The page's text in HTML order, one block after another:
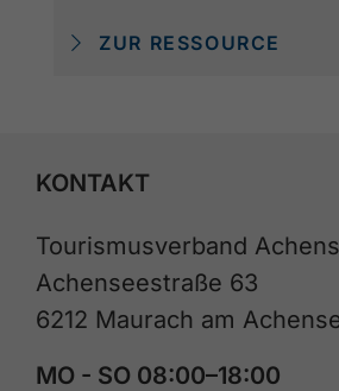
ZUR RESSOURCE
KONTAKT
Tourismusverband
Achenseestraße 63
6212 Maurach am
MO - SO 08:00–18:00